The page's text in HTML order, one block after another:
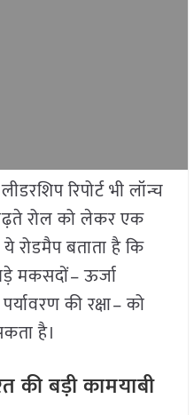
रिपोर्ट भी लॉन्च
रोल को लेकर एक
रोडमैप बताता है कि
मकसदों– ऊर्जा
की रक्षा– को
है।
की बड़ी कामयाबी